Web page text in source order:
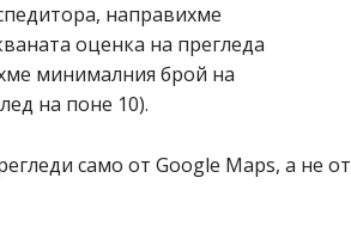
направихме
оценка на прегледа
минималния брой на
на поне 10).
само от Google Maps, а не от